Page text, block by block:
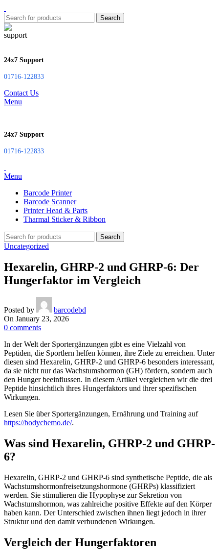
Search
24x7 Support
01716-122833
Contact Us
Menu
24x7 Support
01716-122833
Menu
Barcode Printer
Barcode Scanner
Printer Head & Parts
Tharmal Sticker & Ribbon
Search
Uncategorized
Hexarelin, GHRP-2 und GHRP-6: Der
Hungerfaktor im Vergleich
Posted by
barcodebd
On January 23, 2026
0 comments
In der Welt der Sportergänzungen gibt es eine Vielzahl von
Peptiden, die Sportlern helfen können, ihre Ziele zu erreichen. Unter
diesen sind Hexarelin, GHRP-2 und GHRP-6 besonders interessant,
da sie nicht nur das Wachstumshormon (GH) fördern, sondern auch
den Hunger beeinflussen. In diesem Artikel vergleichen wir die drei
Peptide hinsichtlich ihres Hungerfaktors und ihrer spezifischen
Wirkungen.
Lesen Sie über Sportergänzungen, Ernährung und Training auf
https://bodychemo.de/.
Was sind Hexarelin, GHRP-2 und GHRP-
6?
Hexarelin, GHRP-2 und GHRP-6 sind synthetische Peptide, die als
Wachstumshormonfreisetzungshormone (GHRPs) klassifiziert
werden. Sie stimulieren die Hypophyse zur Sekretion von
Wachstumshormon, was zahlreiche positive Effekte auf den Körper
haben kann. Der Unterschied zwischen ihnen liegt jedoch in ihrer
Struktur und den damit verbundenen Wirkungen.
Vergleich der Hungerfaktoren